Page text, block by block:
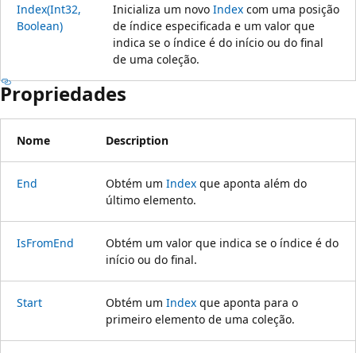
Index(Int32,
Boolean)
Inicializa um novo Index com uma posição
de índice especificada e um valor que
indica se o índice é do início ou do final
de uma coleção.
Propriedades
Nome Description
End Obtém um Index que aponta além do
último elemento.
IsFromEnd
Obtém um valor que indica se o índice é do
início ou do final.
Start Obtém um Index que aponta para o
primeiro elemento de uma coleção.